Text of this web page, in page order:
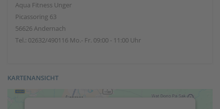
Aqua Fitness Unger
Picassoring 63
56626 Andernach
Tel.: 02632/490116 Mo.- Fr. 09:00 - 11:00 Uhr
KARTENANSICHT